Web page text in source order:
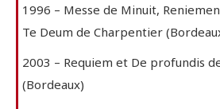
1996 – Messe de Minuit,
Te Deum de Charpentier
2003 – Requiem et De profundis
(Bordeaux)